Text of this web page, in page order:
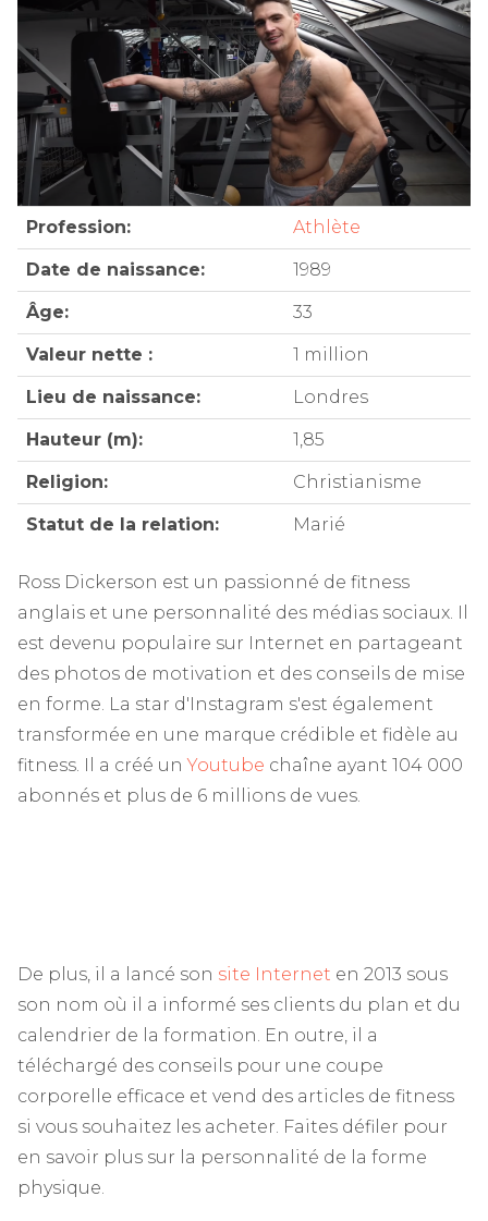
Profession: Athlète
Date de naissance: 1989
Âge: 33
Valeur nette : 1 million
Lieu de naissance: Londres
Hauteur (m): 1,85
Religion: Christianisme
Statut de la relation: Marié
Ross Dickerson est un passionné de fitness
anglais et une personnalité des médias sociaux. Il
est devenu populaire sur Internet en partageant
des photos de motivation et des conseils de mise
en forme. La star d'Instagram s'est également
transformée en une marque crédible et fidèle au
fitness. Il a créé unYoutube chaîne ayant 104 000
abonnés et plus de 6 millions de vues.
De plus, il a lancé son site Internet en 2013 sous
son nom où il a informé ses clients du plan et du
calendrier de la formation. En outre, il a
téléchargé des conseils pour une coupe
corporelle efficace et vend des articles de fitness
si vous souhaitez les acheter. Faites défiler pour
en savoir plus sur la personnalité de la forme
physique.